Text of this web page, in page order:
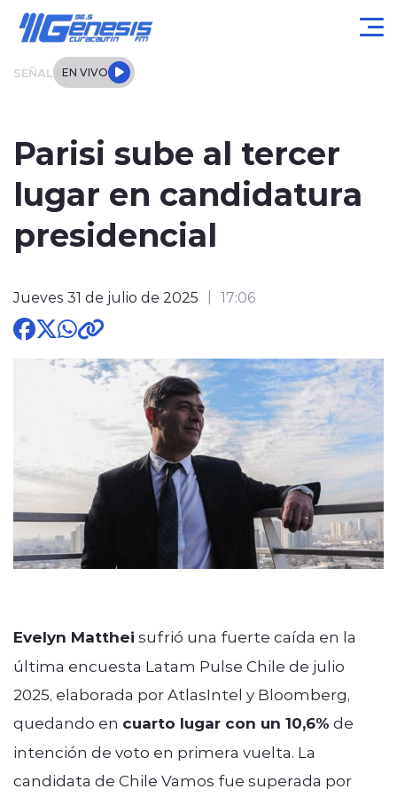
SEÑAL EN VIVO
Regional
Internacional
Entrevistas
Deportes
modo claro
Parisi sube al tercer
lugar en candidatura
presidencial
Jueves 31 de julio de 2025 17:06
Evelyn Matthei sufrió una fuerte caída en la
última encuesta Latam Pulse Chile de julio
2025, elaborada por AtlasIntel y Bloomberg,
quedando en cuarto lugar con un 10,6% de
intención de voto en primera vuelta. La
candidata de Chile Vamos fue superada por